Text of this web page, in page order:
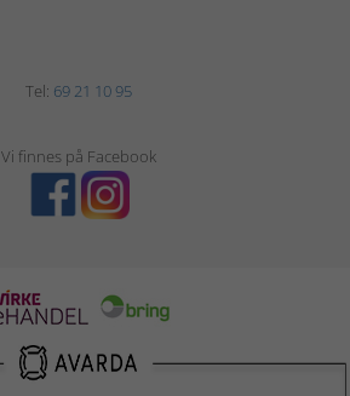
Tel: 69 21 10 95
Vi finnes på Facebook